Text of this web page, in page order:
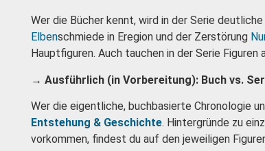
Wer die Bücher kennt, wird in der Serie
Elbenschmiede in Eregion und der Zerstörung
Hauptfiguren. Auch tauchen in der Serie Figuren
→ Ausführlich (in Vorbereitung): Buch vs.
Wer die eigentliche, buchbasierte Chronologie
Entstehung & Geschichte. Hintergründe zu
vorkommen, findest du auf den jeweiligen